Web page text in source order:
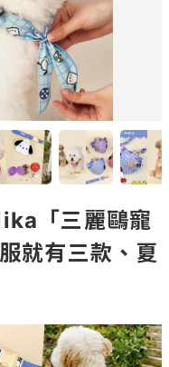
「三麗鷗寵
就有三款、夏